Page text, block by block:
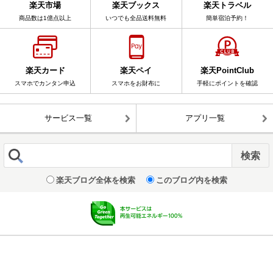
楽天市場
商品数は1億点以上
楽天ブックス
いつでも全品送料無料
楽天トラベル
簡単宿泊予約！
楽天カード
スマホでカンタン申込
楽天ペイ
スマホをお財布に
楽天PointClub
手軽にポイントを確認
サービス一覧 アプリ一覧
楽天ブログ全体を検索 このブログ内を検索